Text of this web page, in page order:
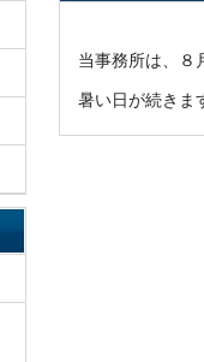
当事務所は、８
暑い日が続きま